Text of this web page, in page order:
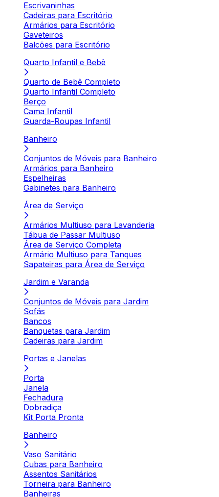
Escrivaninhas
Cadeiras para Escritório
Armários para Escritório
Gaveteiros
Balcões para Escritório
Quarto Infantil e Bebê
Quarto de Bebê Completo
Quarto Infantil Completo
Berço
Cama Infantil
Guarda-Roupas Infantil
Banheiro
Conjuntos de Móveis para Banheiro
Armários para Banheiro
Espelheiras
Gabinetes para Banheiro
Área de Serviço
Armários Multiuso para Lavanderia
Tábua de Passar Multiuso
Área de Serviço Completa
Armário Multiuso para Tanques
Sapateiras para Área de Serviço
Jardim e Varanda
Conjuntos de Móveis para Jardim
Sofás
Bancos
Banquetas para Jardim
Cadeiras para Jardim
Portas e Janelas
Porta
Janela
Fechadura
Dobradiça
Kit Porta Pronta
Banheiro
Vaso Sanitário
Cubas para Banheiro
Assentos Sanitários
Torneira para Banheiro
Banheiras